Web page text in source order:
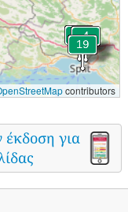
contributors
έκδοση για